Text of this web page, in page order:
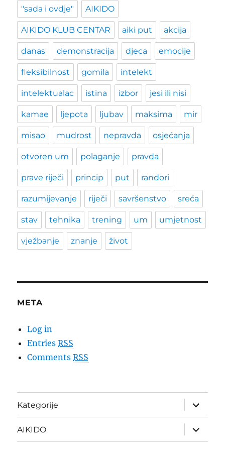
"sada i ovdje" AIKIDO
AIKIDO KLUB CENTAR aiki put akcija
danas demonstracija djeca emocije
fleksibilnost gomila intelekt
intelektualac istina izbor jesi ili nisi
kamae ljepota ljubav maksima mir
misao mudrost nepravda osjećanja
otvoren um polaganje pravda
prave riječi princip put randori
razumijevanje riječi savršenstvo sreća
stav tehnika trening um umjetnost
vježbanje znanje život
META
Log in
EntriesRSS
CommentsRSS
Kategorije
expand
child
menu
AIKIDO
expand
child
menu